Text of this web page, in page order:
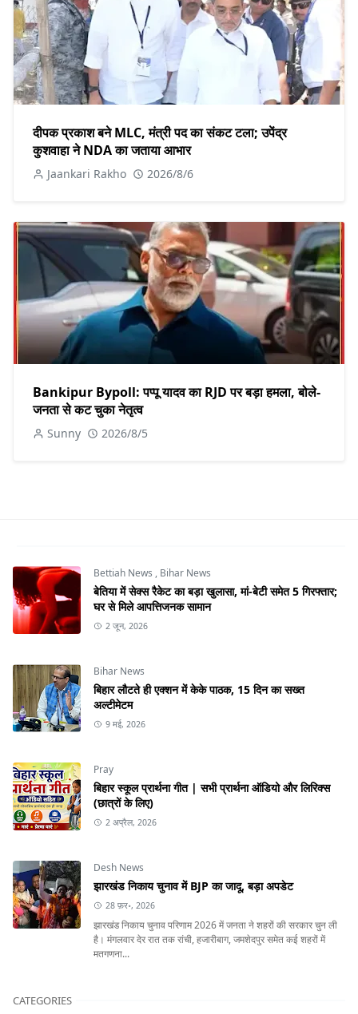
दीपक प्रकाश बने MLC, मंत्री पद का संकट टला; उपेंद्र
कुशवाहा ने NDA का जताया आभार
Jaankari Rakho 2026/8/6
Bankipur Bypoll: पप्पू यादव का RJD पर बड़ा हमला, बोले-
जनता से कट चुका नेतृत्व
Sunny 2026/8/5
Bettiah News , Bihar News
बेतिया में सेक्स रैकेट का बड़ा खुलासा, मां-बेटी समेत 5 गिरफ्तार;
घर से मिले आपत्तिजनक सामान
2 जून, 2026
Bihar News
बिहार लौटते ही एक्शन में केके पाठक, 15 दिन का सख्त
अल्टीमेटम
9 मई, 2026
Pray
बिहार स्कूल प्रार्थना गीत | सभी प्रार्थना ऑडियो और लिरिक्स
(छात्रों के लिए)
2 अप्रैल, 2026
Desh News
झारखंड निकाय चुनाव में BJP का जादू, बड़ा अपडेट
28 फ़र॰, 2026
झारखंड निकाय चुनाव परिणाम 2026 में जनता ने शहरों की सरकार चुन ली
है। मंगलवार देर रात तक रांची, हजारीबाग, जमशेदपुर समेत कई शहरों में
मतगणना...
CATEGORIES